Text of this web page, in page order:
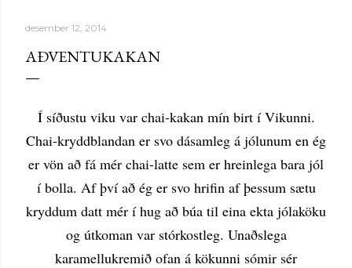
desember 12, 2014
AÐVENTUKAKAN
Í síðustu viku var chai-kakan mín birt í Vikunni.
Chai-kryddblandan er svo dásamleg á jólunum en ég
er vön að fá mér chai-latte sem er hreinlega bara jól
í bolla. Af því að ég er svo hrifin af þessum sætu
kryddum datt mér í hug að búa til eina ekta jólaköku
og útkoman var stórkostleg. Unaðslega
karamellukremið ofan á kökunni sómir sér